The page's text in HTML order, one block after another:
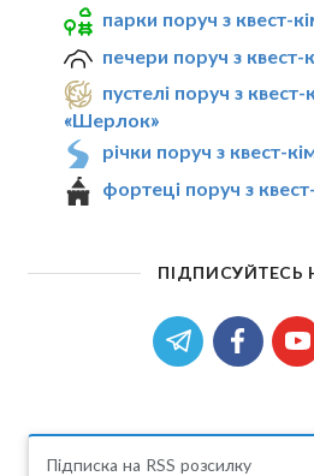
парки поруч з квест-
печери поруч з
пустелі поруч з
«Шерлок»
річки поруч з квест-
фортеці поруч з
ПІДПИСУЙТЕСЬ
Підписка на RSS розсилку